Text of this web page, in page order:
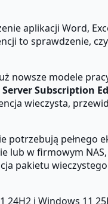
aplikacji Word,
to sprawdzenie,
nowsze modele
Server Subscription
wieczysta,
pełnego
w firmowym
pakietu
i Windows 11